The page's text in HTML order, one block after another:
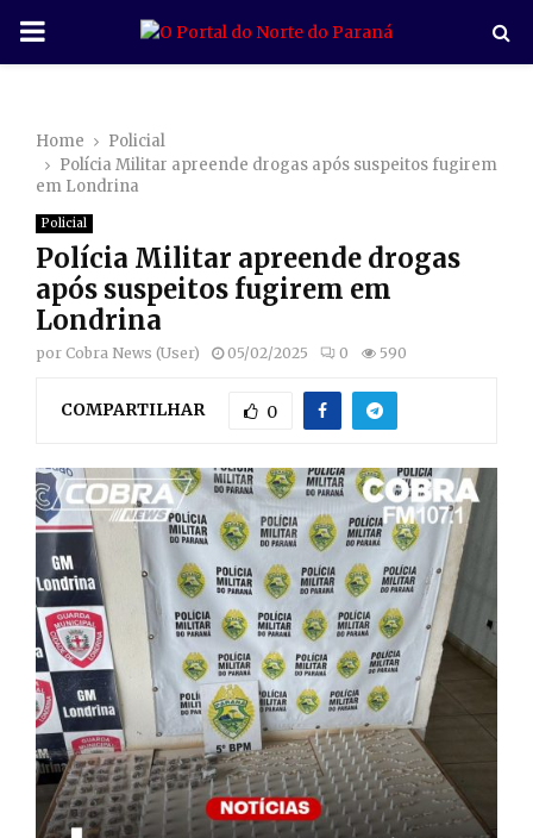
P
M
A
R
M
E
N
U
Home
Policial
Polícia Militar apreende drogas após suspeitos fugirem
em Londrina
Policial
Polícia Militar apreende drogas
após suspeitos fugirem em
Londrina
por Cobra News (User) 05/02/2025 0 590
COMPARTILHAR 0